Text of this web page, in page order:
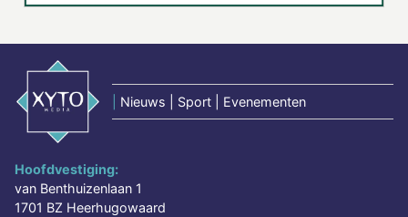
Nieuws | Sport | Evenementen
Hoofdvestiging:
van Benthuizenlaan 1
1701 BZ Heerhugowaard